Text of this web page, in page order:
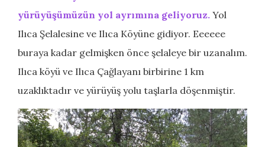
yürüyüşümüzün yol ayrımına geliyoruz. Yol
Ilıca Şelalesine ve Ilıca Köyüne gidiyor. Eeeeee
buraya kadar gelmişken önce şelaleye bir uzanalım.
Ilıca köyü ve Ilıca Çağlayanı birbirine 1 km
uzaklıktadır ve yürüyüş yolu taşlarla döşenmiştir.